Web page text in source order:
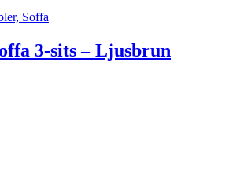
Soffa
3-sits – Ljusbrun